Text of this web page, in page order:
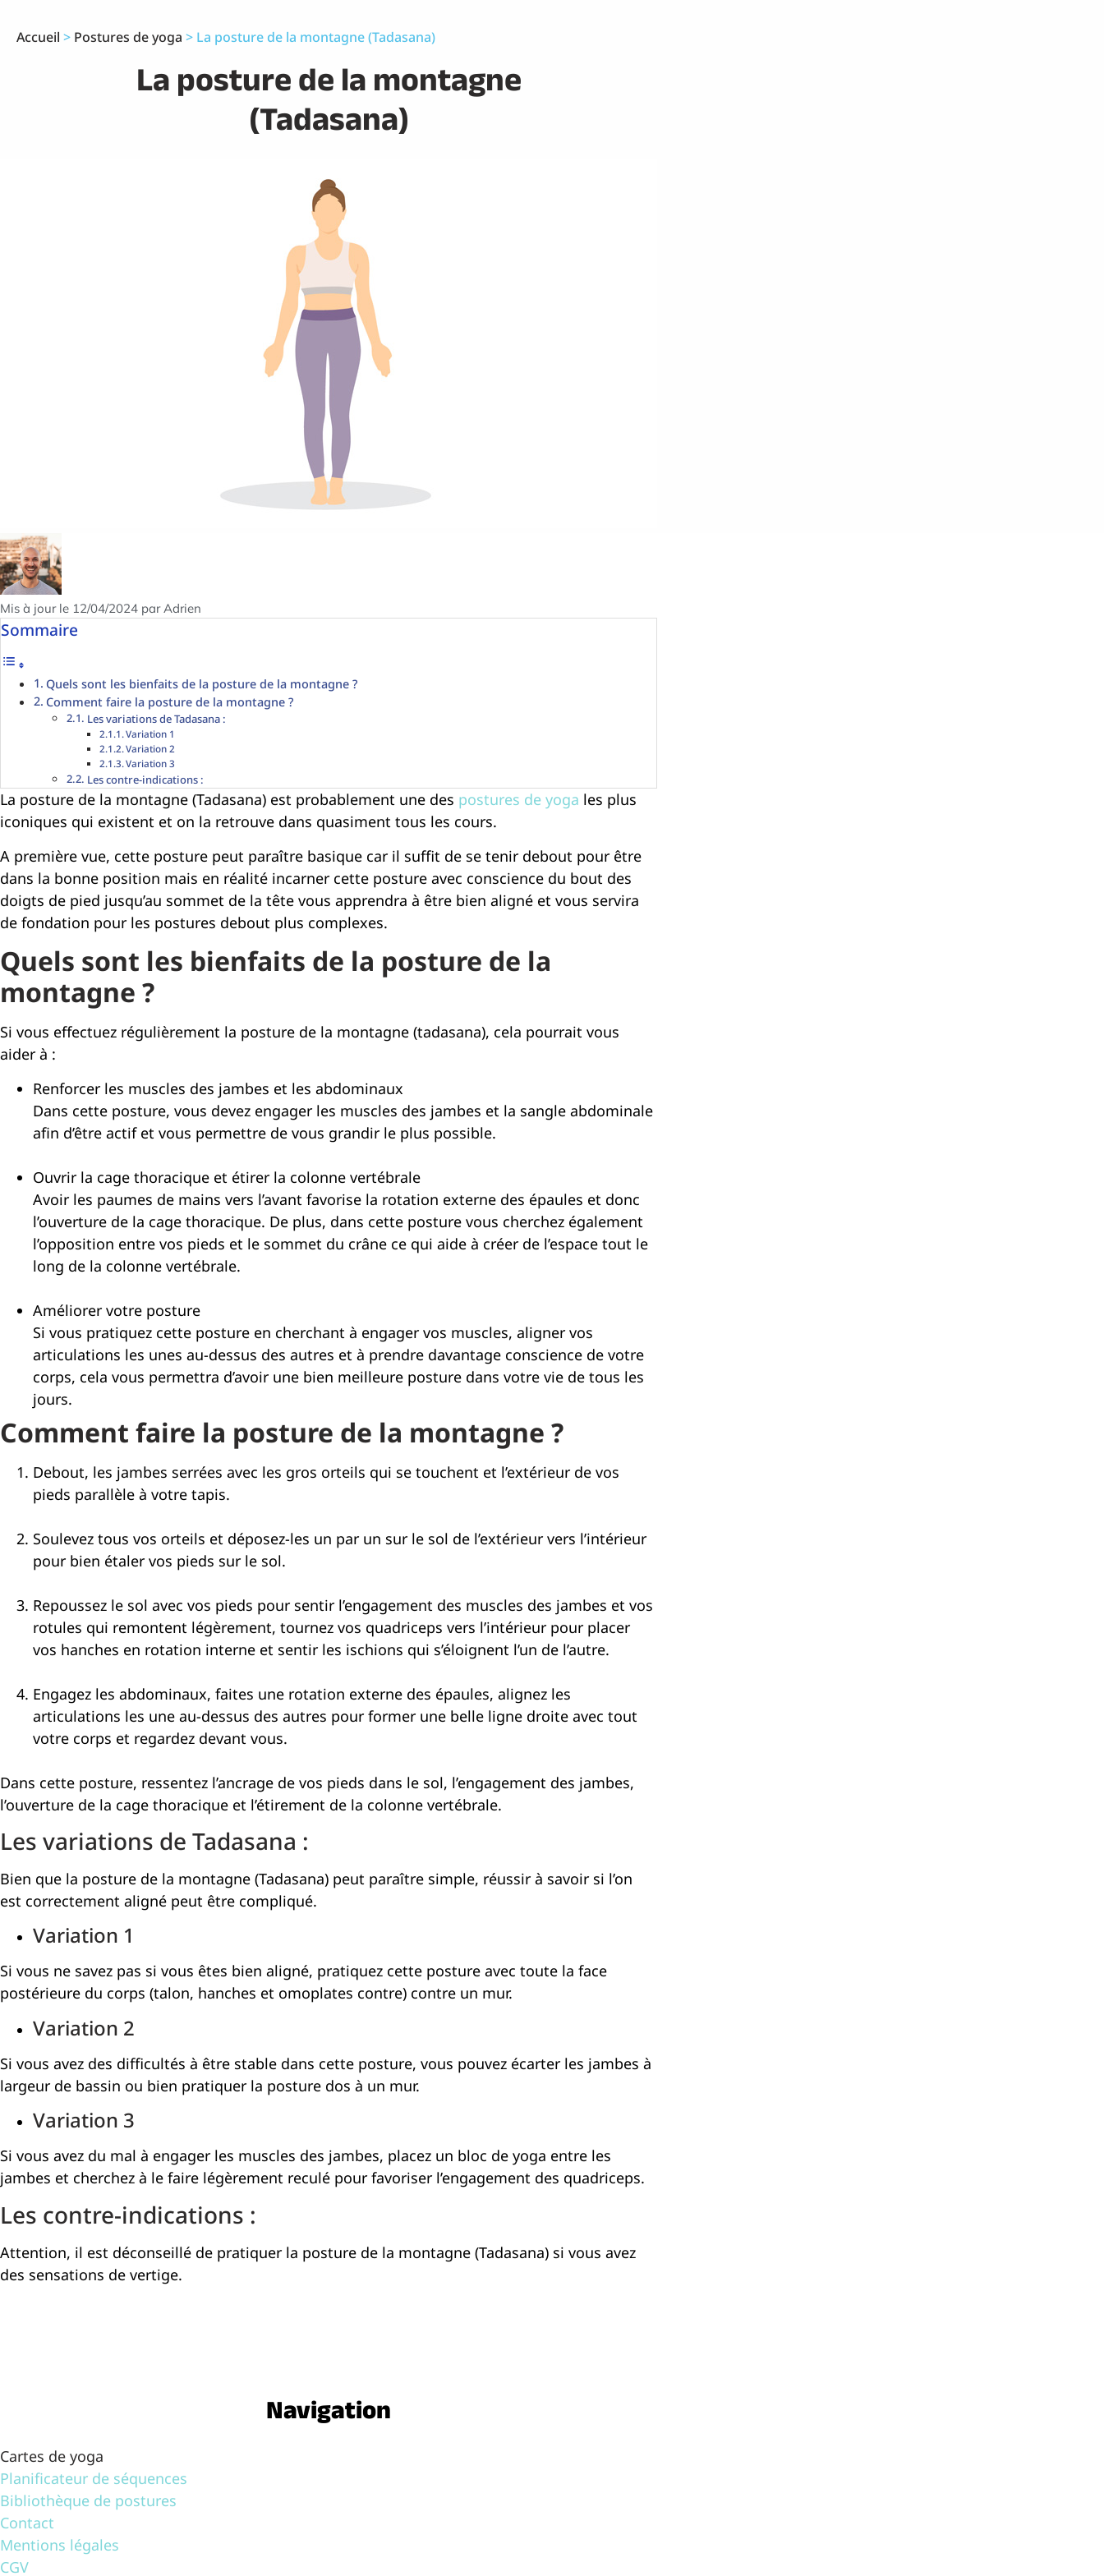
Accueil > Postures de yoga > La posture de la montagne (Tadasana)
La posture de la montagne
(Tadasana)
Mis à jour le 12/04/2024 par Adrien
Sommaire
Quels sont les bienfaits de la posture de la montagne ?
Comment faire la posture de la montagne ?
Les variations de Tadasana :
Variation 1
Variation 2
Variation 3
Les contre-indications :
La posture de la montagne (Tadasana) est probablement une des postures de yoga les plus
iconiques qui existent et on la retrouve dans quasiment tous les cours.
A première vue, cette posture peut paraître basique car il suffit de se tenir debout pour être
dans la bonne position mais en réalité incarner cette posture avec conscience du bout des
doigts de pied jusqu’au sommet de la tête vous apprendra à être bien aligné et vous servira
de fondation pour les postures debout plus complexes.
Quels sont les bienfaits de la posture de la
montagne ?
Si vous effectuez régulièrement la posture de la montagne (tadasana), cela pourrait vous
aider à :
Renforcer les muscles des jambes et les abdominaux
Dans cette posture, vous devez engager les muscles des jambes et la sangle abdominale
afin d’être actif et vous permettre de vous grandir le plus possible.
Ouvrir la cage thoracique et étirer la colonne vertébrale
Avoir les paumes de mains vers l’avant favorise la rotation externe des épaules et donc
l’ouverture de la cage thoracique. De plus, dans cette posture vous cherchez également
l’opposition entre vos pieds et le sommet du crâne ce qui aide à créer de l’espace tout le
long de la colonne vertébrale.
Améliorer votre posture
Si vous pratiquez cette posture en cherchant à engager vos muscles, aligner vos
articulations les unes au-dessus des autres et à prendre davantage conscience de votre
corps, cela vous permettra d’avoir une bien meilleure posture dans votre vie de tous les
jours.
Comment faire la posture de la montagne ?
Debout, les jambes serrées avec les gros orteils qui se touchent et l’extérieur de vos
pieds parallèle à votre tapis.
Soulevez tous vos orteils et déposez-les un par un sur le sol de l’extérieur vers l’intérieur
pour bien étaler vos pieds sur le sol.
Repoussez le sol avec vos pieds pour sentir l’engagement des muscles des jambes et vos
rotules qui remontent légèrement, tournez vos quadriceps vers l’intérieur pour placer
vos hanches en rotation interne et sentir les ischions qui s’éloignent l’un de l’autre.
Engagez les abdominaux, faites une rotation externe des épaules, alignez les
articulations les une au-dessus des autres pour former une belle ligne droite avec tout
votre corps et regardez devant vous.
Dans cette posture, ressentez l’ancrage de vos pieds dans le sol, l’engagement des jambes,
l’ouverture de la cage thoracique et l’étirement de la colonne vertébrale.
Les variations de Tadasana :
Bien que la posture de la montagne (Tadasana) peut paraître simple, réussir à savoir si l’on
est correctement aligné peut être compliqué.
Variation 1
Si vous ne savez pas si vous êtes bien aligné, pratiquez cette posture avec toute la face
postérieure du corps (talon, hanches et omoplates contre) contre un mur.
Variation 2
Si vous avez des difficultés à être stable dans cette posture, vous pouvez écarter les jambes à
largeur de bassin ou bien pratiquer la posture dos à un mur.
Variation 3
Si vous avez du mal à engager les muscles des jambes, placez un bloc de yoga entre les
jambes et cherchez à le faire légèrement reculé pour favoriser l’engagement des quadriceps.
Les contre-indications :
Attention, il est déconseillé de pratiquer la posture de la montagne (Tadasana) si vous avez
des sensations de vertige.
Navigation
Cartes de yoga
Planificateur de séquences
Bibliothèque de postures
Contact
Mentions légales
CGV